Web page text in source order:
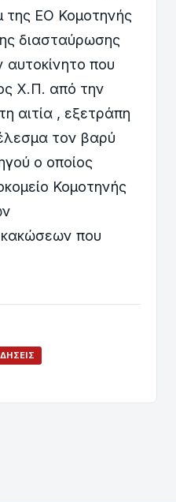
της ΕΟ Κομοτηνής
διασταύρωσης
που
Χ.Π. από την
αιτία , εξετράπη
τον βαρύ
ο οποίος
Κομοτηνής
κακώσεων που